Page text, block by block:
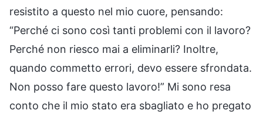
resistito a questo nel mio cuore, pensando:
“Perché ci sono così tanti problemi con il lavoro?
Perché non riesco mai a eliminarli? Inoltre,
quando commetto errori, devo essere sfrondata.
Non posso fare questo lavoro!” Mi sono resa
conto che il mio stato era sbagliato e ho pregato